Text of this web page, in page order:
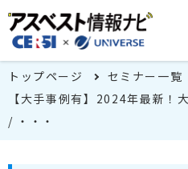
トップページ
セミナー一覧
【大手事例有】2024年最新！
/ ・・・